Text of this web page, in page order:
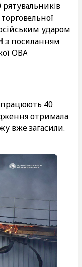
ударом
з посиланням
ОВА
працюють 40
отримала
вже загасили.